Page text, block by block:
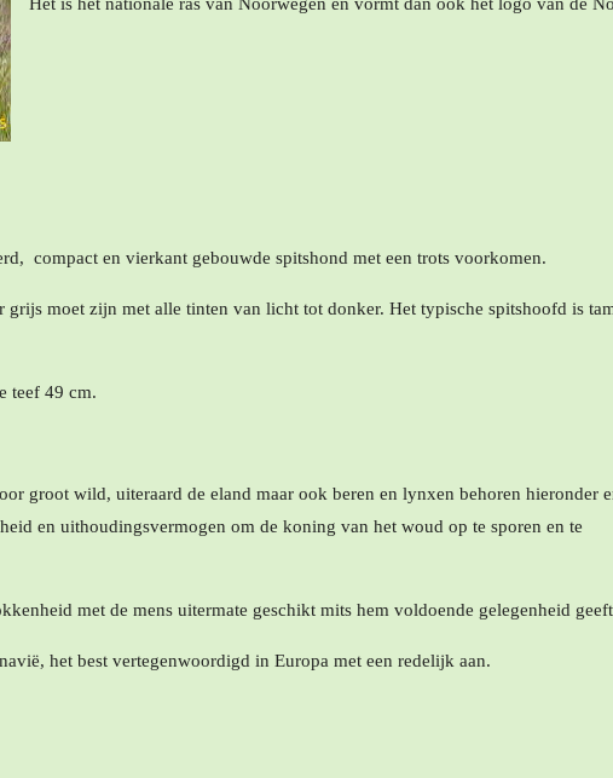
compact en vierkant gebouwde spitshond met een trots voorkomen.
moet zijn met alle tinten van licht tot donker. Het typische spitshoofd is
teef 49 cm.
groot wild, uiteraard de eland maar ook beren en lynxen behoren hieronder
en uithoudingsvermogen om de koning van het woud op te sporen en te
met de mens uitermate geschikt mits hem voldoende gelegenheid
het best vertegenwoordigd in Europa met een redelijk aan.